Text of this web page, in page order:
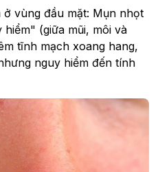
ở vùng đầu mặt: Mụn nhọt
(giữa mũi, môi và
tĩnh mạch xoang hang,
nguy hiểm đến tính